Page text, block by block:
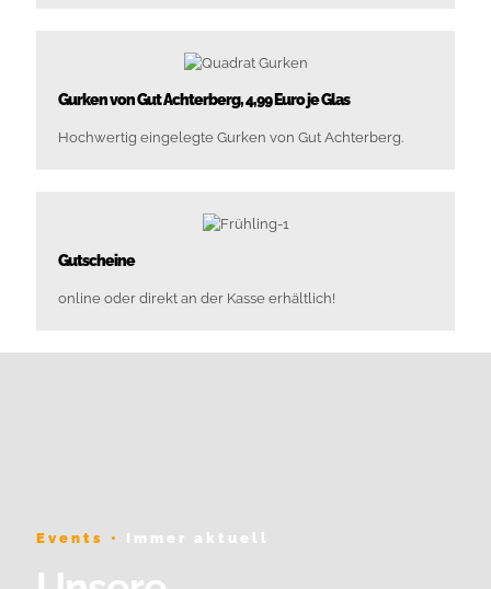
Gurken von Gut Achterberg, 4,99 Euro je Glas
Hochwertig eingelegte Gurken von Gut Achterberg.
Gutscheine
online oder direkt an der Kasse erhältlich!
Events • Immer aktuell